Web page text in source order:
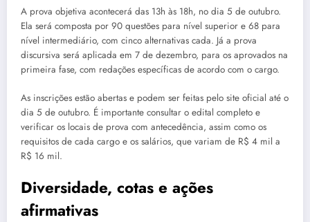
A prova objetiva acontecerá das 13h às 18h, no dia 5 de outubro.
Ela será composta por 90 questões para nível superior e 68 para
nível intermediário, com cinco alternativas cada. Já a prova
discursiva será aplicada em 7 de dezembro, para os aprovados na
primeira fase, com redações específicas de acordo com o cargo.
As inscrições estão abertas e podem ser feitas pelo site oficial até o
dia 5 de outubro. É importante consultar o edital completo e
verificar os locais de prova com antecedência, assim como os
requisitos de cada cargo e os salários, que variam de R$ 4 mil a
R$ 16 mil.
Diversidade, cotas e ações
afirmativas